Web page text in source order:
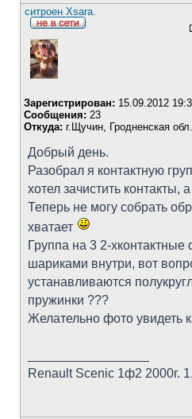
ситроен Xsara.
Зарегистрирован: 15.09.2012
Сообщения: 23
Откуда: г.Щучин, Гродненская обл.
Добрый день.
Разобрал я контактную
хотел зачистить контакты,
Теперь не могу собрать
хватает
Группа на 3 2-
шариками внутри, вот
устанавливаются
пружинки ???
Желательно фото увидеть
Renault Scenic 1ф2 2000г.